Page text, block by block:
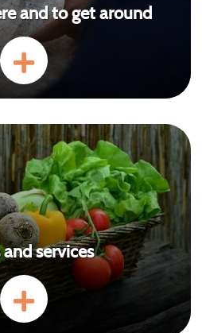
and to get around
services